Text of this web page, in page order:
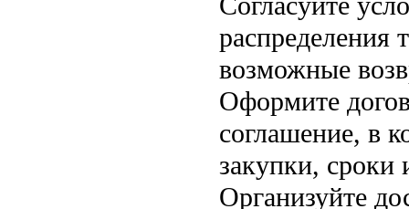
распределения
возможные
Оформите
соглашение, в
закупки, сроки
Организуйте